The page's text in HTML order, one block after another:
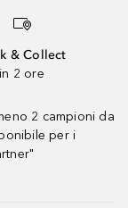
& Collect
in 2 ore
2 campioni da
per i